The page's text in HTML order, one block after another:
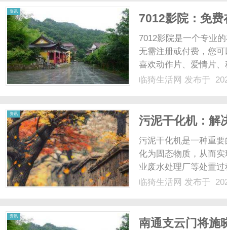
资讯
7012影院：免
7012影院是一个专业
无需注册或付费，您
喜欢动作片、爱情片
我们定期更新最新上
临猗生活网 发布于
资讯
污泥干化机：解
污泥干化机是一种重
化为固态物质，从而
业废水处理厂等处置
若不经过有效处理，
临猗生活网 发布于
资讯
南通支云门将施